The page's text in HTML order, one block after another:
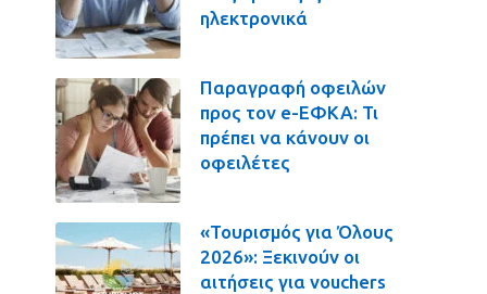
ηλεκτρονικά
Παραγραφή οφειλών
προς τον e-ΕΦΚΑ: Τι
πρέπει να κάνουν οι
οφειλέτες
«Τουρισμός για Όλους
2026»: Ξεκινούν οι
αιτήσεις για vouchers